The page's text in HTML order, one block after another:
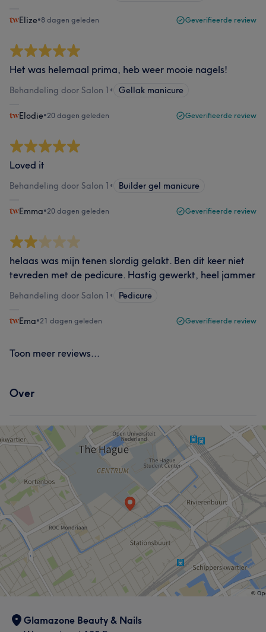
Elize•8 dagen geleden Geverifieerde review
Het was helemaal prima, heb weer mooie nagels!
Behandeling door Salon 1 • Gellak manicure
Elodie•20 dagen geleden Geverifieerde review
Loved it
Behandeling door Salon 1 • Builder gel manicure
Emma•20 dagen geleden Geverifieerde review
helaas was mijn tenen slordig gelakt. Ben dit keer niet
tevreden met de pedicure. Hastig gewerkt, heel jammer
Behandeling door Salon 1 • Pedicure
Ema•21 dagen geleden Geverifieerde review
Toon meer reviews...
Over
Glamazone Beauty & Nails